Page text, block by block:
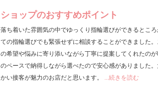
ショップのおすすめポイント
落ち着いた雰囲気の中でゆっくり指輪選びができるとこ
ての指輪選びでも緊張せずに相談することができました
の希望や悩みに寄り添いながら丁寧に提案してくれたの
のペースで納得しながら選べたので安心感がありました
かい接客が魅力のお店だと思います。
...続きを読む